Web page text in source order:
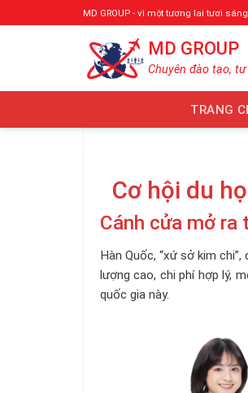
qua
MD GROUP - vì một tương lai tươi
MD GROUP
Chuyên đào tạo,
TRANG
Cơ hội du
Cánh cửa mở ra
Hàn Quốc, “xứ sở kim
lượng cao, chi phí hợp lý,
quốc gia này.